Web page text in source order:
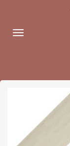
contenido